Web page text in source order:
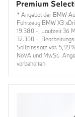
* Angebot der BMW
Fahrzeug BMW X3
19.380,-, Laufzeit 36
32.300,-,
Sollzinssatz var.
NoVA und MwSt..
vorbehalten.